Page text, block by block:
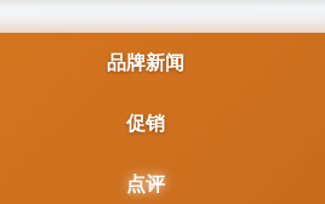
品牌新闻
促销
点评